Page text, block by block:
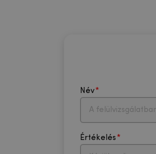
Név
Értékelés